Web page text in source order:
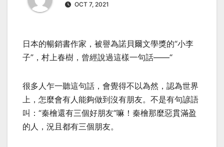
OCT 7, 2021
日本的暢銷書作家，被譽為諾貝爾文學獎的“小李
子”，村上春樹，曾經說過這樣一句話——“
很多人乍一聽這句話，會覺得不以為然，認為世界
上，怎麼會有人能夠做到沒有朋友。不是有句諺語
叫：“秦檜還有三個好朋友”嘛！秦檜那麼惡貫滿盈
的人，況且都有三個朋友。